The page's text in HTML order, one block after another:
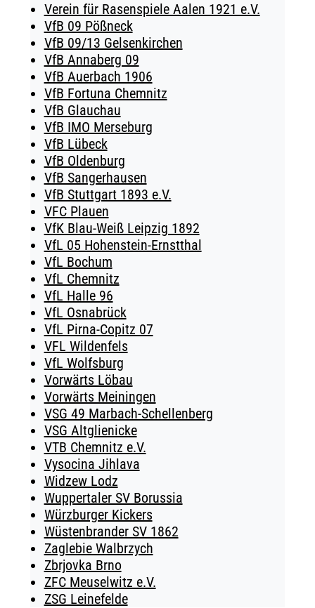
Verein für Rasenspiele Aalen 1921 e.V.
VfB 09 Pößneck
VfB 09/13 Gelsenkirchen
VfB Annaberg 09
VfB Auerbach 1906
VfB Fortuna Chemnitz
VfB Glauchau
VfB IMO Merseburg
VfB Lübeck
VfB Oldenburg
VfB Sangerhausen
VfB Stuttgart 1893 e.V.
VFC Plauen
VfK Blau-Weiß Leipzig 1892
VfL 05 Hohenstein-Ernstthal
VfL Bochum
VfL Chemnitz
VfL Halle 96
VfL Osnabrück
VfL Pirna-Copitz 07
VFL Wildenfels
VfL Wolfsburg
Vorwärts Löbau
Vorwärts Meiningen
VSG 49 Marbach-Schellenberg
VSG Altglienicke
VTB Chemnitz e.V.
Vysocina Jihlava
Widzew Lodz
Wuppertaler SV Borussia
Würzburger Kickers
Wüstenbrander SV 1862
Zaglebie Walbrzych
Zbrjovka Brno
ZFC Meuselwitz e.V.
ZSG Leinefelde